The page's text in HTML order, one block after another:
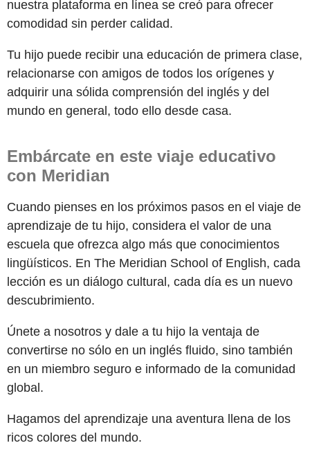
nuestra plataforma en línea se creó para ofrecer
comodidad sin perder calidad.
Tu hijo puede recibir una educación de primera clase,
relacionarse con amigos de todos los orígenes y
adquirir una sólida comprensión del inglés y del
mundo en general, todo ello desde casa.
Embárcate en este viaje educativo
con Meridian
Cuando pienses en los próximos pasos en el viaje de
aprendizaje de tu hijo, considera el valor de una
escuela que ofrezca algo más que conocimientos
lingüísticos. En The Meridian School of English, cada
lección es un diálogo cultural, cada día es un nuevo
descubrimiento.
Únete a nosotros y dale a tu hijo la ventaja de
convertirse no sólo en un inglés fluido, sino también
en un miembro seguro e informado de la comunidad
global.
Hagamos del aprendizaje una aventura llena de los
ricos colores del mundo.